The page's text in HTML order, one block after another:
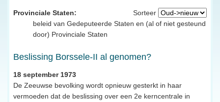
Sorteer
Provinciale Staten:
beleid van Gedeputeerde Staten en (al of niet gesteund
door) Provinciale Staten
Beslissing Borssele-II al genomen?
18 september 1973
De Zeeuwse bevolking wordt opnieuw gesterkt in haar
vermoeden dat de beslissing over een 2e kerncentrale in